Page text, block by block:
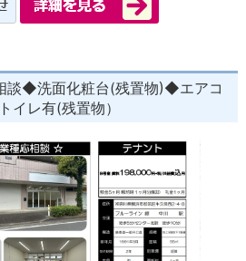
談◆洗面化粧台(残置物)◆エアコ
レ有(残置物）